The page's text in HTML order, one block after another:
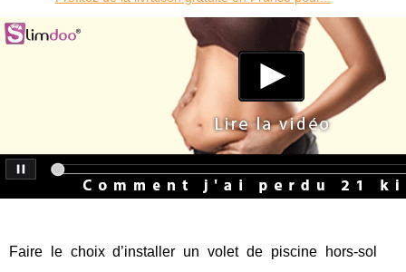
Faire le choix d’installer un volet de piscine hors-sol